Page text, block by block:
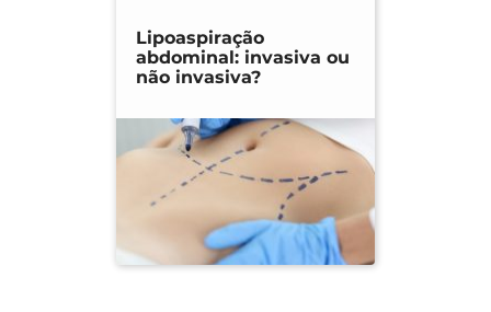
Lipoaspiração
abdominal: invasiva ou
não invasiva?